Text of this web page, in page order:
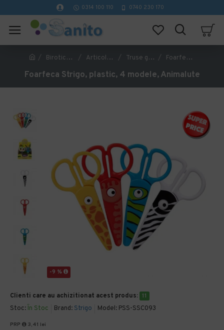
0314 100 110 0740 230 170
Birotica si papetarie Articole si rechizite scolare Truse geometrie si rigle Foarfeca Strigo, plastic, 4 modele, Animalute
Foarfeca Strigo, plastic, 4 modele, Animalute
-9 %
Clienti care au achizitionat acest produs: 11
Stoc: În Stoc Brand: Strigo Model: PSS-SSC093
PRP 3,41 lei